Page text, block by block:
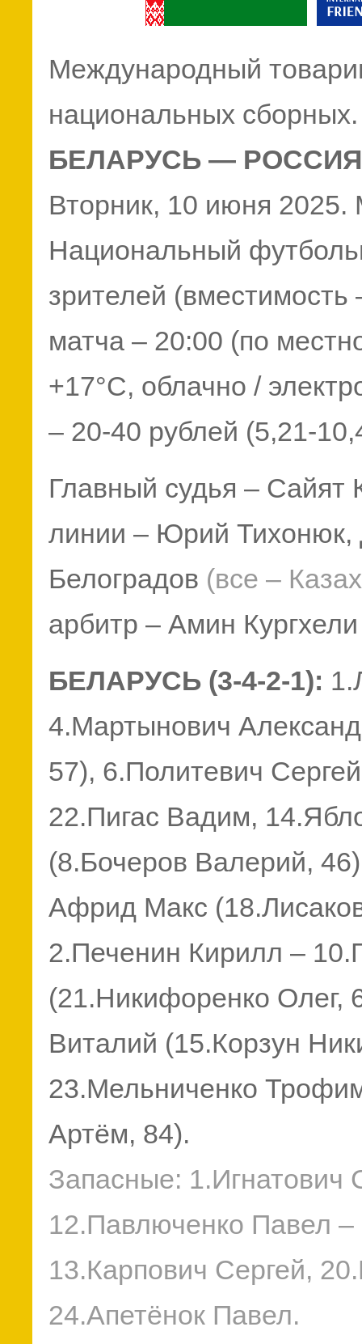
Международный
национальных сборных.
БЕЛАРУСЬ — РОССИЯ
Вторник, 10 июня
Национальный
зрителей
матча – 20:00 (по
+17°C, облачно /
– 20-40 рублей (5,21-
Главный судья – Сайят
линии – Юрий Тихонюк,
Белоградов (все –
арбитр – Амин
БЕЛАРУСЬ (3-4-2-1):
4.Мартынович
57), 6.Политевич
22.Пигас Вадим,
(8.Бочеров Валерий,
Африд Макс
2.Печенин Кирилл –
(21.Никифоренко Олег,
Виталий (15.Корзун
23.Мельниченко
Артём, 84).
Запасные: 1.Игнатович
12.Павлюченко Павел
13.Карпович Сергей,
24.Апетёнок Павел.